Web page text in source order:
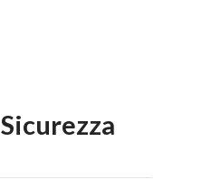
Sicurezza